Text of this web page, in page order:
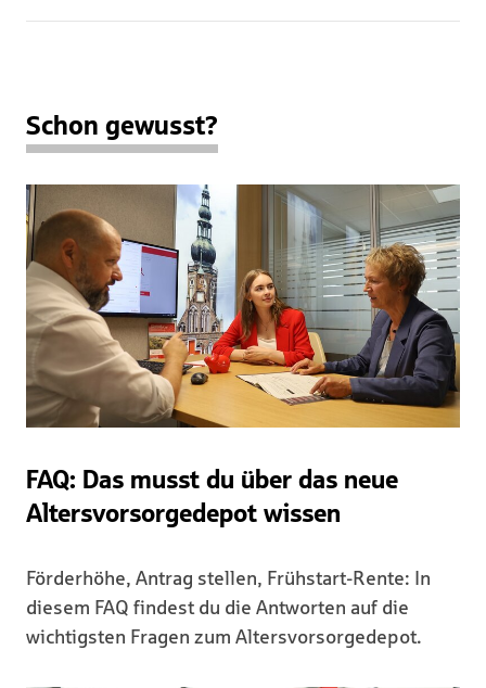
Schon gewusst?
FAQ: Das musst du über das neue
Altersvorsorgedepot wissen
Förderhöhe, Antrag stellen, Frühstart-Rente: In
diesem FAQ findest du die Antworten auf die
wichtigsten Fragen zum Altersvorsorgedepot.